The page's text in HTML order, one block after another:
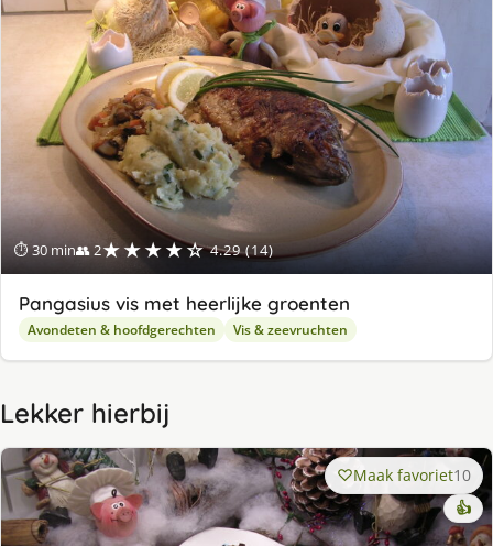
⏱ 30 min👥 2★★★★☆ 4.29 (14)
Pangasius vis met heerlijke groenten
Avondeten & hoofdgerechten Vis & zeevruchten
Lekker hierbij
Maak favoriet10
👍